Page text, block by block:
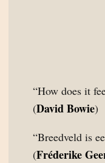
“How does it
(David Bowie)
“Breedveld is
(Fréderike